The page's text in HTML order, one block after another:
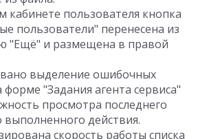
кабинете пользователя кнопка
пользователи" перенесена из
"Ещё" и размещена в правой
выделение ошибочных
форме "Задания агента сервиса"
просмотра последнего
выполненного действия.
скорость работы списка